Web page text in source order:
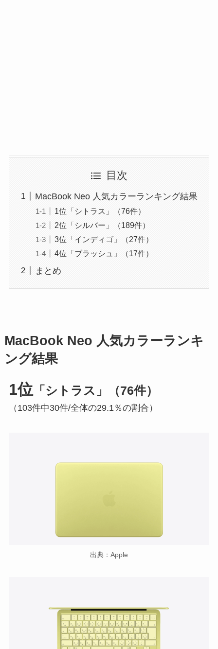
目次
MacBook Neo 人気カラーランキング結果
1位「シトラス」（76件）
2位「シルバー」（189件）
3位「インディゴ」（27件）
4位「ブラッシュ」（17件）
まとめ
MacBook Neo 人気カラーランキ
ング結果
1位 「シトラス」（76件）
（103件中30件/全体の29.1％の割合）
出典：Apple